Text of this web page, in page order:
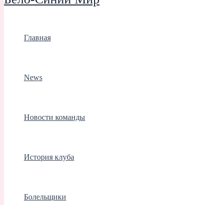
Главная
News
Новости команды
История клуба
Болельщики